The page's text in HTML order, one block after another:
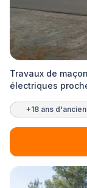
Travaux de
électriques
+18 ans